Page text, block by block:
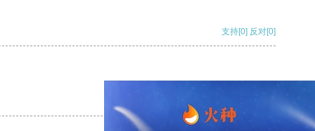
支持[0] 反对[0]